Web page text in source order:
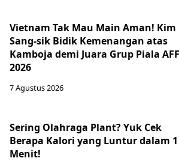
Vietnam Tak Mau Main Aman! Kim
Sang-sik Bidik Kemenangan atas
Kamboja demi Juara Grup Piala AFF
2026
7 Agustus 2026
Sering Olahraga Plant? Yuk Cek
Berapa Kalori yang Luntur dalam 1
Menit!